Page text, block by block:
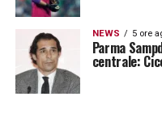
allenerà un certo
diventerà uno dei
con la maglia della
in allenamento,
NEWS 5 ore
Parma
centrale: